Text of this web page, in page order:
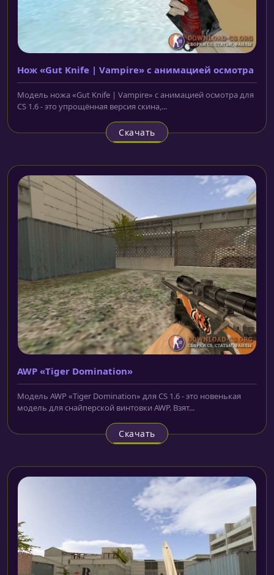
Нож «Gut Knife | Vampire» с анимацией осмотра
Модель ножа «Gut Knife | Vampire» с анимацией осмотра для
CS 1.6 - это упрощённая версия скина,...
Скачать
AWP «Tiger Domination»
Модель AWP «Tiger Domination» для CS 1.6 - это новенькая
модель для снайперской винтовки AWP. Взят...
Скачать